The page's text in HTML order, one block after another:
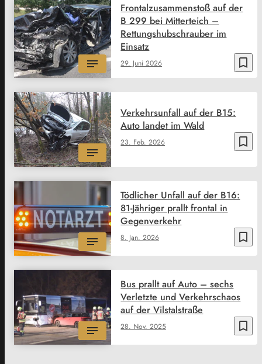
bookmark_border
29. Juni 2026
Frontalzusammenstoß auf der
B 299 bei Mitterteich –
Rettungshubschrauber im
Einsatz
bookmark_border
23. Feb. 2026
Verkehrsunfall auf der B15:
Auto landet im Wald
bookmark_border
8. Jan. 2026
Tödlicher Unfall auf der B16:
81-Jähriger prallt frontal in
Gegenverkehr
bookmark_border
28. Nov. 2025
Bus prallt auf Auto – sechs
Verletzte und Verkehrschaos
auf der Vilstalstraße